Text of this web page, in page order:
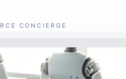
CONCIERGE